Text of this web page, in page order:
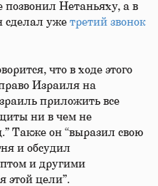
позвонил Нетаньяху, а в
сделал уже третий звонок
что в ходе этого
Израиля на
приложить все
ни в чем не
Также он “выразил свою
и обсудил
и другими
этой цели”.